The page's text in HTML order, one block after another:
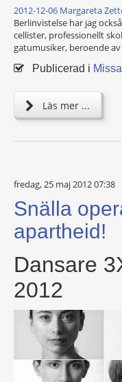
2012-12-06 Margareta
Berlinvistelse har jag
cellister, professionellt
gatumusiker, beroende
Publicerad i
Läs mer ...
fredag, 25 maj 2012 07:38
Snälla
apartheid!
Dansare
2012